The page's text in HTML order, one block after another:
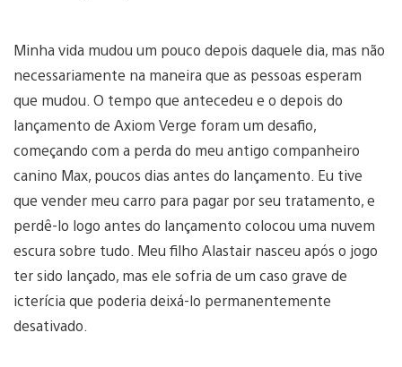
Minha vida mudou um pouco depois daquele dia, mas não
necessariamente na maneira que as pessoas esperam
que mudou. O tempo que antecedeu e o depois do
lançamento de Axiom Verge foram um desafio,
começando com a perda do meu antigo companheiro
canino Max, poucos dias antes do lançamento. Eu tive
que vender meu carro para pagar por seu tratamento, e
perdê-lo logo antes do lançamento colocou uma nuvem
escura sobre tudo. Meu filho Alastair nasceu após o jogo
ter sido lançado, mas ele sofria de um caso grave de
icterícia que poderia deixá-lo permanentemente
desativado.